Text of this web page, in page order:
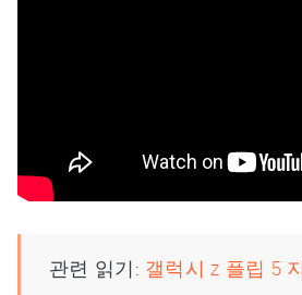
관련 읽기: 갤럭시 z 플립 5